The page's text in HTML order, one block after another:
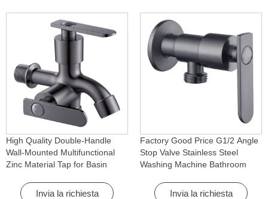
High Quality Double-Handle
Wall-Mounted Multifunctional
Zinc Material Tap for Basin
Homes
Invia la richiesta
Factory Good Price G1/2 Angle
Stop Valve Stainless Steel
Washing Machine Bathroom
Apartments & Hotels
Invia la richiesta